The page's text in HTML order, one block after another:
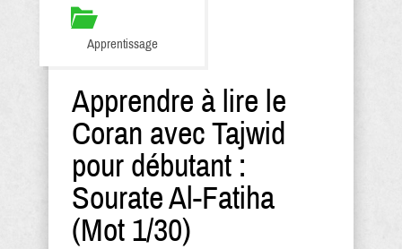
Apprentissage
Apprendre à lire le
Coran avec Tajwid
pour débutant :
Sourate Al-Fatiha
(Mot 1/30)